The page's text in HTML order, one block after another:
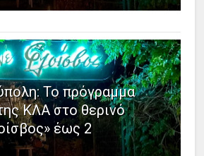
Το πρόγραμμα
ΚΛΑ στο θερινό
έως 2